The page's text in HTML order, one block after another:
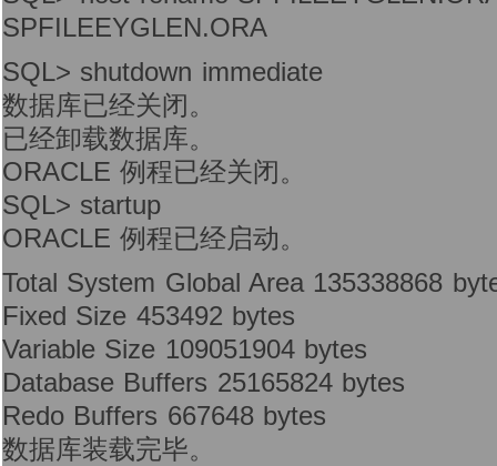
SPFILEEYGLEN.ORA
SQL> shutdown immediate
数据库已经关闭。
已经卸载数据库。
ORACLE 例程已经关闭。
SQL> startup
ORACLE 例程已经启动。
Total System Global Area 135338868
Fixed Size 453492 bytes
Variable Size 109051904 bytes
Database Buffers 25165824 bytes
Redo Buffers 667648 bytes
数据库装载完毕。